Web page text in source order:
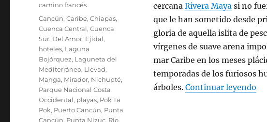
cercana Rivera Mayasi no
que le han sometido desde
gloria de aquella islita de
vírgenes de suave arena
mar Caribe en los meses
temporadas de los furiosos
árboles. Continuar leyendo
Categorías
camino francés
Etiquetas
Cancún,Caribe,Chiapas,
Cuenca Central,Cuenca
Sur, Del Amor, Ejidal,
hoteles, Laguna
Bojórquez, Laguneta del
Mediterráneo, Llevad,
Manga, Mirador, Nichupté,
Parque Nacional Costa
Occidental, playas, Pok Ta
Pok, Puerto Cancún, Punta
Cancún, Punta Nizuc, Río